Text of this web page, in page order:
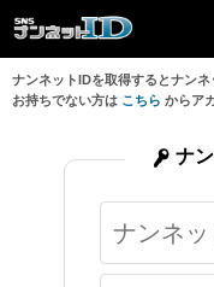
ナンネットIDを取得するとナン
お持ちでない方は こちら からア
ナ